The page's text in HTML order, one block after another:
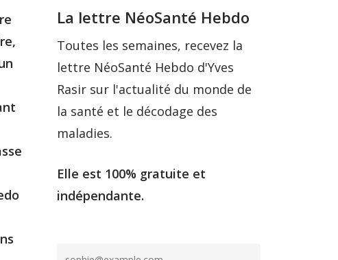
La lettre NéoSanté Hebdo
Toutes les semaines, recevez la
lettre NéoSanté Hebdo d'Yves
Rasir sur l'actualité du monde de
la santé et le décodage des
maladies.
Elle est 100% gratuite et
indépendante.